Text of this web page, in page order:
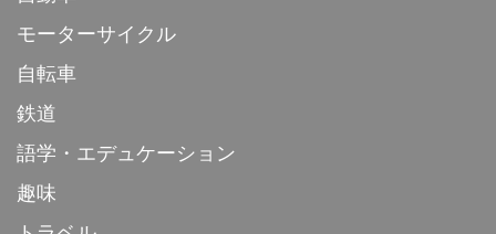
モーターサイクル
自転車
鉄道
語学・エデュケーション
趣味